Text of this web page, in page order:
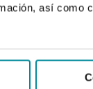
así como